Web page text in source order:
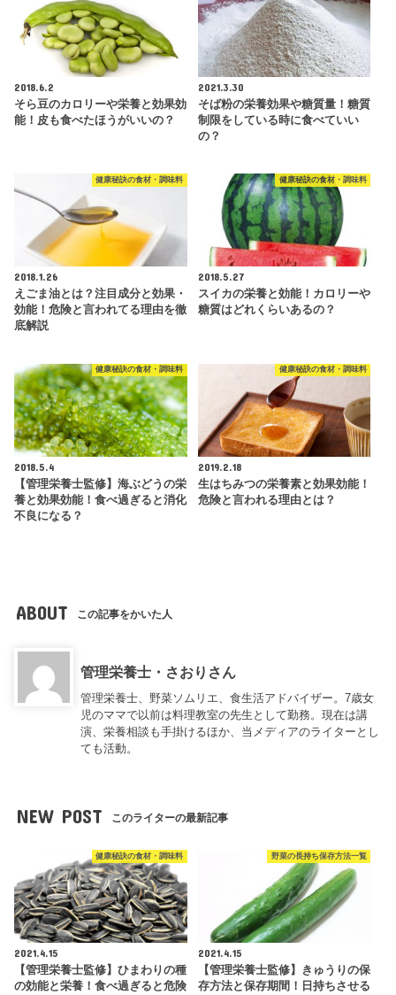
2018.6.2
そら豆のカロリーや栄養と効果効
能！皮も食べたほうがいいの？
2021.3.30
そば粉の栄養効果や糖質量！糖質
制限をしている時に食べていい
の？
健康秘訣の食材・調味料
2018.1.26
えごま油とは？注目成分と効果・
効能！危険と言われてる理由を徹
底解説
健康秘訣の食材・調味料
2018.5.27
スイカの栄養と効能！カロリーや
糖質はどれくらいあるの？
健康秘訣の食材・調味料
2018.5.4
【管理栄養士監修】海ぶどうの栄
養と効果効能！食べ過ぎると消化
不良になる？
健康秘訣の食材・調味料
2019.2.18
生はちみつの栄養素と効果効能！
危険と言われる理由とは？
ABOUT この記事をかいた人
管理栄養士・さおりさん
管理栄養士、野菜ソムリエ、食生活アドバイザー。7歳女
児のママで以前は料理教室の先生として勤務。現在は講
演、栄養相談も手掛けるほか、当メディアのライターとし
ても活動。
NEW POST このライターの最新記事
健康秘訣の食材・調味料
2021.4.15
【管理栄養士監修】ひまわりの種
の効能と栄養！食べ過ぎると危険
野菜の長持ち保存方法一覧
2021.4.15
【管理栄養士監修】きゅうりの保
存方法と保存期間！日持ちさせる